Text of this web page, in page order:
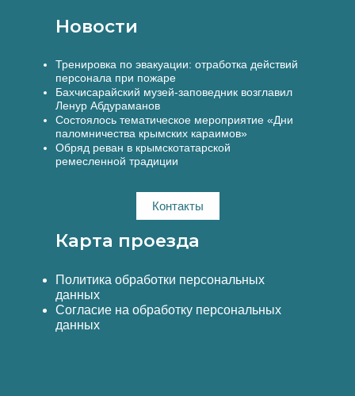
Новости
Тренировка по эвакуации: отработка действий
персонала при пожаре
Бахчисарайский музей-заповедник возглавил
Ленур Абдураманов
Состоялось тематическое мероприятие «Дни
паломничества крымских караимов»
Обряд реван в крымскотатарской
ремесленной традиции
Контакты
Карта проезда
Политика обработки персональных
данных
Согласие на обработку персональных
данных